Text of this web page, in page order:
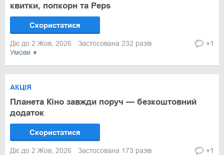
Умови
квитки, попкорн та Peps
Скористатися
Діє до 2 Жов, 2026 Застосована 232 разів +1
АКЦІЯ
Планета Кіно завжди поруч — безкоштовний
додаток
Скористатися
Діє до 2 Жов, 2026 Застосована 173 разів +1